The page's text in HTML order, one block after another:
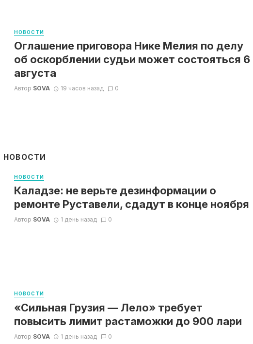
НОВОСТИ
Оглашение приговора Нике Мелия по делу
об оскорблении судьи может состояться 6
августа
Автор SOVA 19 часов назад 0
НОВОСТИ
НОВОСТИ
Каладзе: не верьте дезинформации о
ремонте Руставели, сдадут в конце ноября
Автор SOVA 1 день назад 0
НОВОСТИ
«Сильная Грузия — Лело» требует
повысить лимит растаможки до 900 лари
Автор SOVA 1 день назад 0